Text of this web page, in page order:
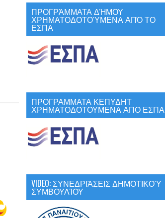
ΠΡΟΓΡΆΜΜΑΤΑ ΔΉΜΟΥ
ΧΡΗΜΑΤΟΔΟΤΟΎΜΕΝΑ ΑΠΌ ΤΟ
ΕΣΠΑ
ΠΡΟΓΡΑΜΜΑΤΑ ΚΕΠΥΔΗΤ
ΧΡΗΜΑΤΟΔΟΤΟΥΜΕΝΑ ΑΠΟ ΕΣΠΑ
VIDEO: ΣΥΝΕΔΡΙΆΣΕΙΣ ΔΗΜΟΤΙΚΟΎ
ΣΥΜΒΟΥΛΊΟΥ